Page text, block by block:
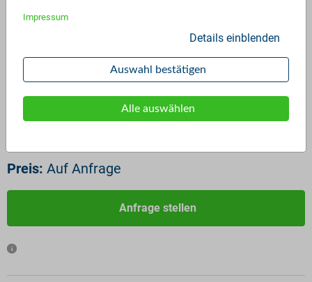
ID:972
Verfügbar ab:Sofort
Frequenz:
Menge:Auf Anfrage
Preis: Auf Anfrage
Anfrage stellen
Impressum
Details einblenden
Auswahl bestätigen
Alle auswählen